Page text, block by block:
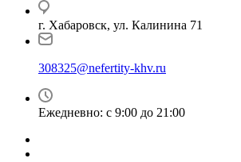
г. Хабаровск, ул. Калинина 71
308325@nefertity-khv.ru
Ежедневно: с 9:00 до 21:00